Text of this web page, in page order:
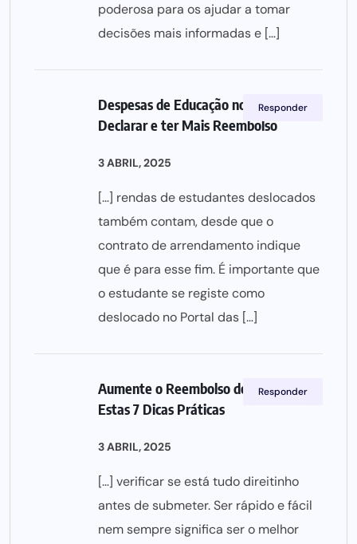
poderosa para os ajudar a tomar
decisões mais informadas e […]
Despesas de Educação no IRS:
Declarar e ter Mais Reembolso
3 ABRIL, 2025
[…] rendas de estudantes deslocados
também contam, desde que o
contrato de arrendamento indique
que é para esse fim. É importante que
o estudante se registe como
deslocado no Portal das […]
Responder
Aumente o Reembolso do IRS com
Estas 7 Dicas Práticas
3 ABRIL, 2025
[…] verificar se está tudo direitinho
antes de submeter. Ser rápido e fácil
nem sempre significa ser o melhor
Responder